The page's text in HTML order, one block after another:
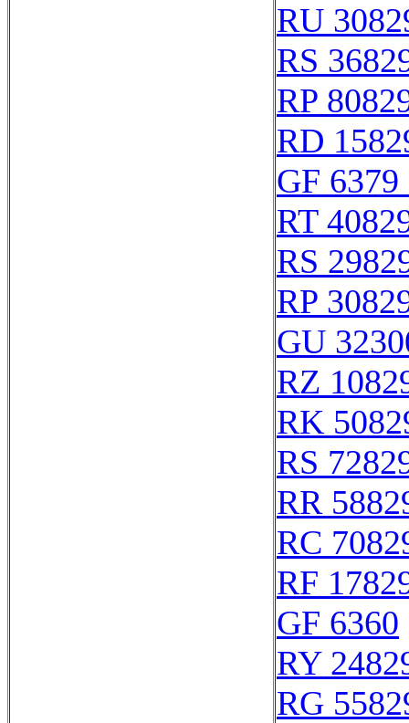
RU
RS
RP
RD
GF
RT
RS
RP
GU
RZ
RK
RS
RR
RC
RF
GF 6360
RY
RG